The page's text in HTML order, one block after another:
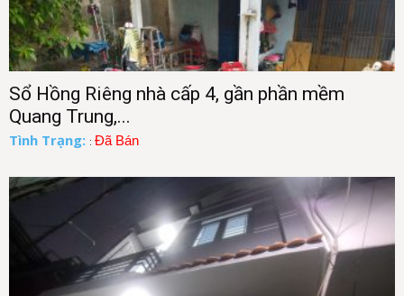
Sổ Hồng Riêng nhà cấp 4, gần phần mềm
Quang Trung,...
Tình Trạng: : Đã Bán